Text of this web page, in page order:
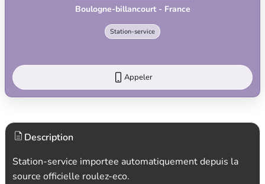
Boulogne-billancourt - France
Station-service
Appeler
Description
Station-service importee automatiquement depuis la
source officielle roulez-eco.